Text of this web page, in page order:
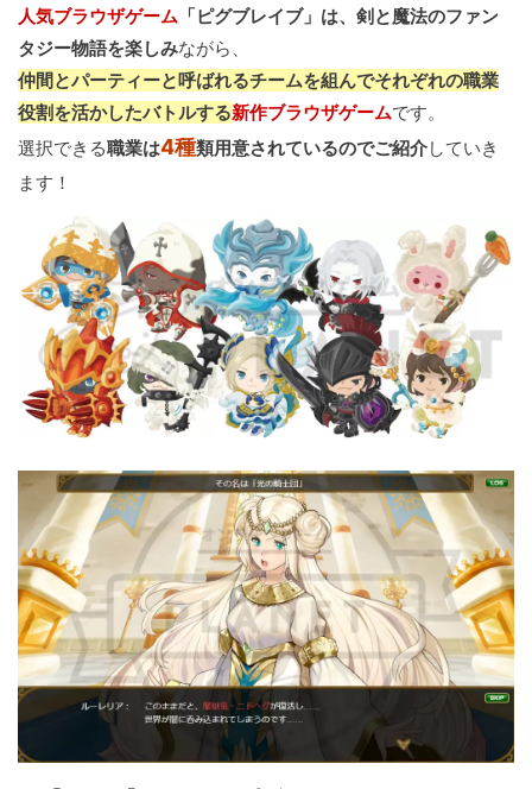
人気ブラウザゲーム 「ピグブレイブ」は、剣と魔法のファン
タジー物語を楽しみながら、
仲間とパーティーと呼ばれるチームを組んでそれぞれの職業
役割を活かしたバトルする新作ブラウザゲームです。
選択できる職業は4種類用意されているのでご紹介していき
ます！